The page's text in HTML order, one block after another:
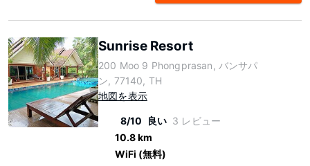
Sunrise Resort
200 Moo 9 Phongprasan, バンサパ
ン, 77140, TH
地図を表示
8/10 良い 3 レビュー
10.8 km
WiFi (無料)